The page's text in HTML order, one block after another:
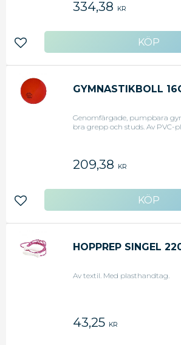
334,38 KR
Lägg till i favoriter
GYMNASTIKBOLL
Genomfärgade, pumpbara
bra grepp och studs. Av PVC-
209,38 KR
Lägg till i favoriter
HOPPREP SINGEL
Av textil. Med plasthandtag.
43,25 KR